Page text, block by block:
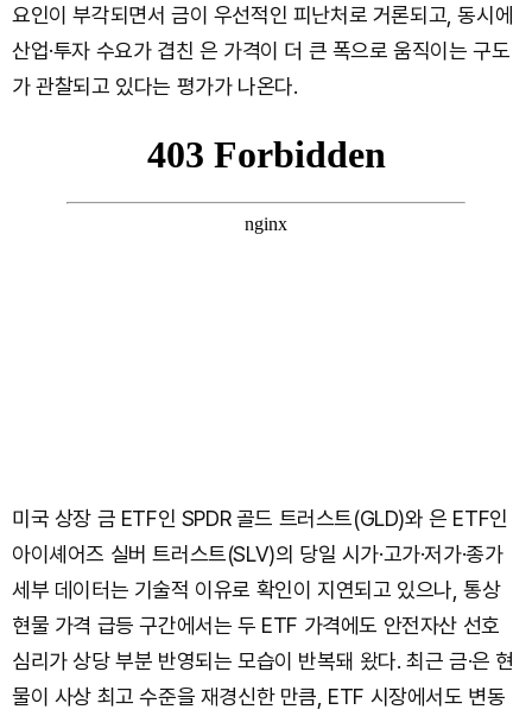
요인이 부각되면서 금이 우선적인 피난처로 거론되고, 동시에
산업·투자 수요가 겹친 은 가격이 더 큰 폭으로 움직이는 구도
가 관찰되고 있다는 평가가 나온다.
미국 상장 금 ETF인 SPDR 골드 트러스트(GLD)와 은 ETF인
아이셰어즈 실버 트러스트(SLV)의 당일 시가·고가·저가·종가
세부 데이터는 기술적 이유로 확인이 지연되고 있으나, 통상
현물 가격 급등 구간에서는 두 ETF 가격에도 안전자산 선호
심리가 상당 부분 반영되는 모습이 반복돼 왔다. 최근 금·은 현
물이 사상 최고 수준을 재경신한 만큼, ETF 시장에서도 변동